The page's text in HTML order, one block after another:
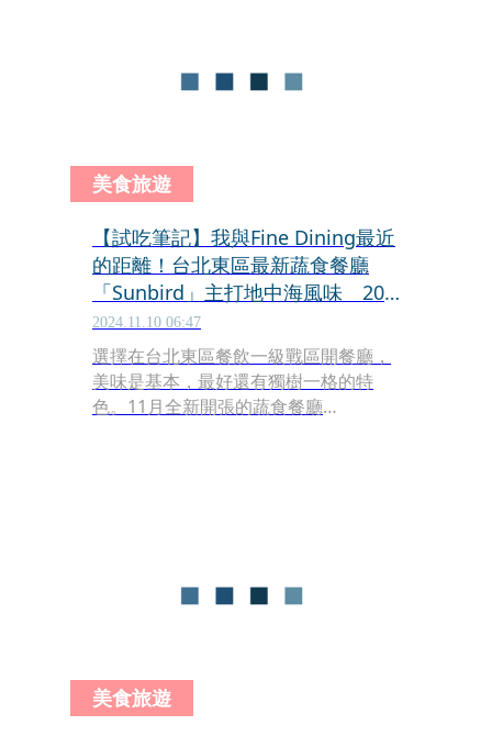
美食旅遊
【試吃筆記】我與Fine Dining最近
的距離！台北東區最新蔬食餐廳
「Sunbird」主打地中海風味 20
倍大瑪德蓮顛覆視覺
2024.11.10 06:47
選擇在台北東區餐飲一級戰區開餐廳，
美味是基本，最好還有獨樹一格的特
色。11月全新開張的蔬食餐廳
美食旅遊